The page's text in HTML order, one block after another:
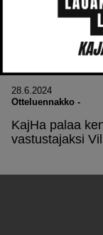
28.6.2024
Otteluennakko -
KajHa palaa
vastustajaksi